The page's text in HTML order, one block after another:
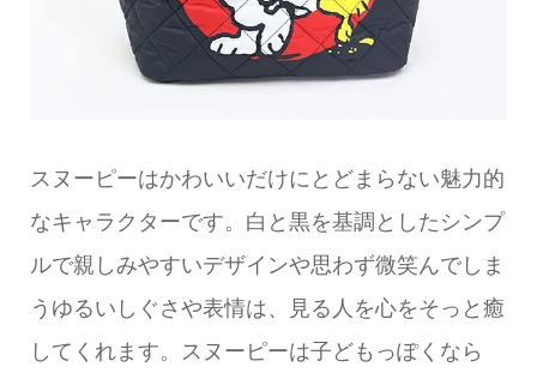
スヌーピーはかわいいだけにとどまらない魅力的
なキャラクターです。白と黒を基調としたシンプ
ルで親しみやすいデザインや思わず微笑んでしま
うゆるいしぐさや表情は、見る人を心をそっと癒
してくれます。スヌーピーは子どもっぽくなら